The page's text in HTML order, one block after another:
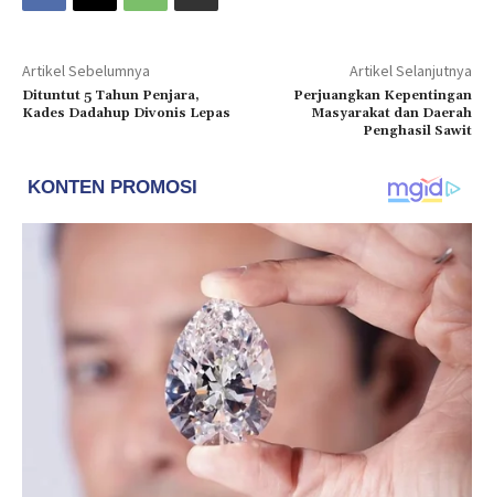
Artikel Sebelumnya
Dituntut 5 Tahun Penjara,
Kades Dadahup Divonis Lepas
Artikel Selanjutnya
Perjuangkan Kepentingan
Masyarakat dan Daerah
Penghasil Sawit